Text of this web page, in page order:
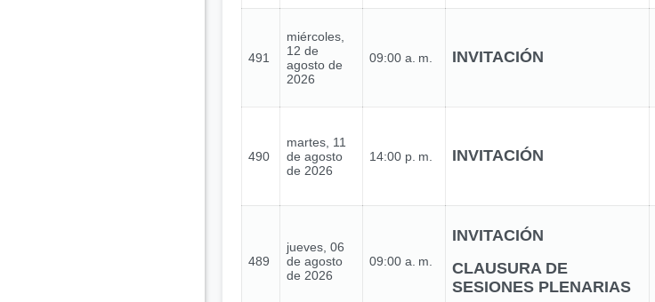
491
miércoles,
12 de
agosto de
2026
09:00 a. m. INVITACIÓN
490
martes, 11
de agosto
de 2026
14:00 p. m. INVITACIÓN
489
jueves, 06
de agosto
de 2026
09:00 a. m.
INVITACIÓN
CLAUSURA DE
SESIONES PLENARIAS